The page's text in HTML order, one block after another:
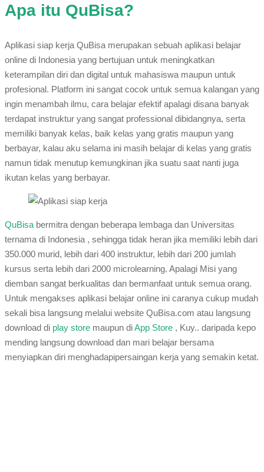
Apa itu QuBisa?
Aplikasi siap kerja QuBisa merupakan sebuah aplikasi belajar
online di Indonesia yang bertujuan untuk meningkatkan
keterampilan diri dan digital untuk mahasiswa maupun untuk
profesional. Platform ini sangat cocok untuk semua kalangan yang
ingin menambah ilmu, cara belajar efektif apalagi disana banyak
terdapat instruktur yang sangat professional dibidangnya, serta
memiliki banyak kelas, baik kelas yang gratis maupun yang
berbayar, kalau aku selama ini masih belajar di kelas yang gratis
namun tidak menutup kemungkinan jika suatu saat nanti juga
ikutan kelas yang berbayar.
QuBisa bermitra dengan beberapa lembaga dan Universitas
ternama di Indonesia , sehingga tidak heran jika memiliki lebih dari
350.000 murid, lebih dari 400 instruktur, lebih dari 200 jumlah
kursus serta lebih dari 2000 microlearning. Apalagi Misi yang
diemban sangat berkualitas dan bermanfaat untuk semua orang.
Untuk mengakses aplikasi belajar online ini caranya cukup mudah
sekali bisa langsung melalui website QuBisa.com atau langsung
download di play store maupun diApp Store , Kuy.. daripada kepo
mending langsung download dan mari belajar bersama
menyiapkan diri menghadapipersaingan kerja yang semakin ketat.